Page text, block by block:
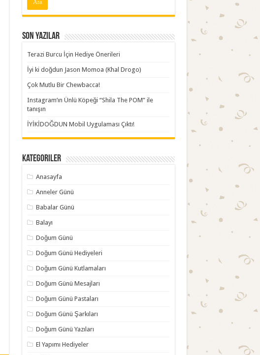
Son Yazılar
Terazi Burcu İçin Hediye Önerileri
İyi ki doğdun Jason Momoa (Khal Drogo)
Çok Mutlu Bir Chewbacca!
Instagram’ın Ünlü Köpeği “Shila The POM” ile
tanışın
İYİKİDOĞDUN Mobil Uygulaması Çıktı!
Kategoriler
Anasayfa
Anneler Günü
Babalar Günü
Balayı
Doğum Günü
Doğum Günü Hediyeleri
Doğum Günü Kutlamaları
Doğum Günü Mesajları
Doğum Günü Pastaları
Doğum Günü Şarkıları
Doğum Günü Yazıları
El Yapımı Hediyeler